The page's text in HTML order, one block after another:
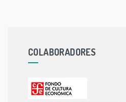
COLABORADORES